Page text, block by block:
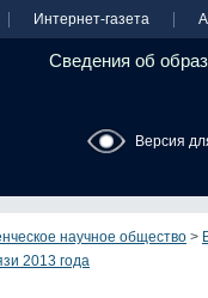
Интернет-газета
Сведения об
Версия
научное общество >
2013 года